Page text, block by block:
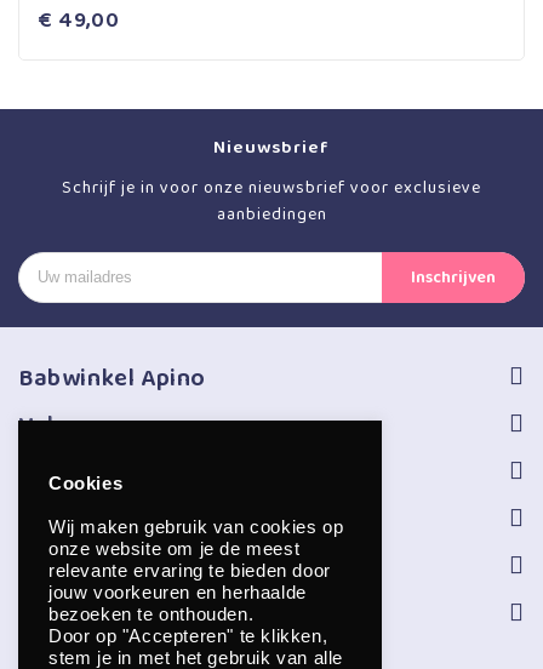
€ 49,00
Nieuwsbrief
Schrijf je in voor onze nieuwsbrief voor exclusieve
aanbiedingen
Babwinkel Apino
Volg ons
Informatie
Service
Openingstijden
Contact
Cookies
Wij maken gebruik van cookies op
onze website om je de meest
relevante ervaring te bieden door
jouw voorkeuren en herhaalde
bezoeken te onthouden.
Door op "Accepteren" te klikken,
stem je in met het gebruik van alle